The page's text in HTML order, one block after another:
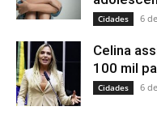
Cidades 6
Celina
100 mil
Cidades 6